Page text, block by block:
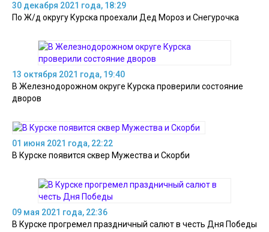
30 декабря 2021 года, 18:29
По Ж/д округу Курска проехали Дед Мороз и Снегурочка
13 октября 2021 года, 19:40
В Железнодорожном округе Курска проверили состояние
дворов
01 июня 2021 года, 22:22
В Курске появится сквер Мужества и Скорби
09 мая 2021 года, 22:36
В Курске прогремел праздничный салют в честь Дня Победы